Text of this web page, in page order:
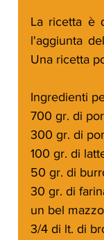
La ricetta è
l'aggiunta
Una ricetta
Ingredienti
700 gr. di
300 gr. di
100 gr. di
50 gr. di
30 gr. di
un bel
3/4 di lt. di